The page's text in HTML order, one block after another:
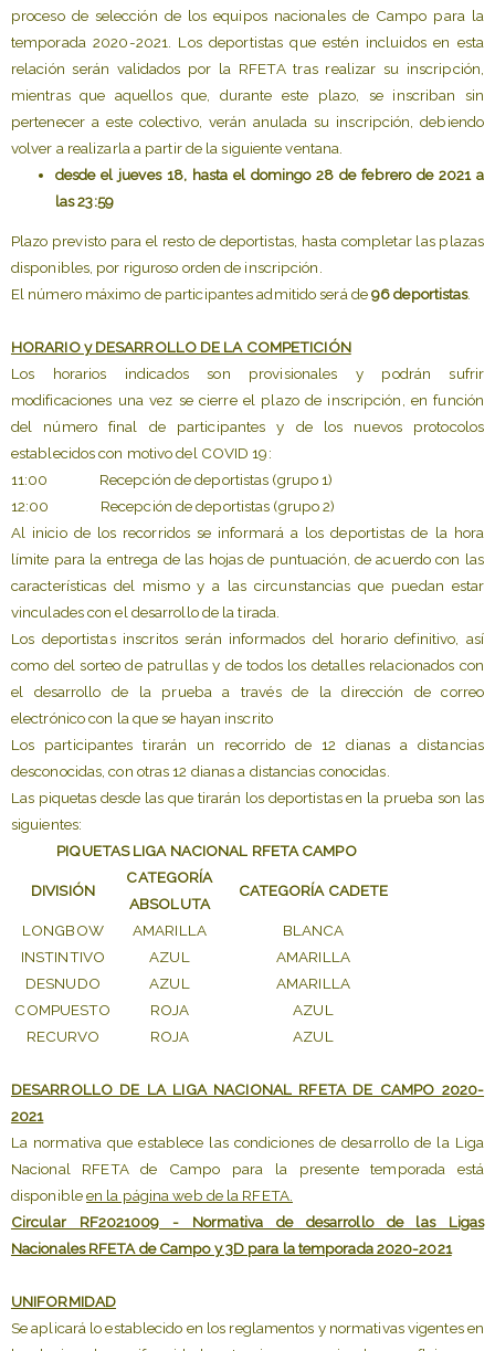
proceso de selección de los equipos nacionales de Campo para la
temporada 2020-2021. Los deportistas que estén incluidos en esta
relación serán validados por la RFETA tras realizar su inscripción,
mientras que aquellos que, durante este plazo, se inscriban sin
pertenecer a este colectivo, verán anulada su inscripción, debiendo
volver a realizarla a partir de la siguiente ventana.
desde el jueves 18, hasta el domingo 28 de febrero de 2021 a
las 23:59
Plazo previsto para el resto de deportistas, hasta completar las plazas
disponibles, por riguroso orden de inscripción.
El número máximo de participantes admitido será de96 deportistas.
HORARIO y DESARROLLO DE LA COMPETICIÓN
Los horarios indicados son provisionales y podrán sufrir
modificaciones una vez se cierre el plazo de inscripción, en función
del número final de participantes y de los nuevos protocolos
establecidos con motivo del COVID 19:
11:00 Recepción de deportistas (grupo 1)
12:00 Recepción de deportistas (grupo 2)
Al inicio de los recorridos se informará a los deportistas de la hora
límite para la entrega de las hojas de puntuación, de acuerdo con las
características del mismo y a las circunstancias que puedan estar
vinculades con el desarrollo de la tirada.
Los deportistas inscritos serán informados del horario definitivo, así
como del sorteo de patrullas y de todos los detalles relacionados con
el desarrollo de la prueba a través de la dirección de correo
electrónico con la que se hayan inscrito
Los participantes tirarán un recorrido de 12 dianas a distancias
desconocidas, con otras 12 dianas a distancias conocidas.
Las piquetas desde las que tirarán los deportistas en la prueba son las
siguientes:
PIQUETAS LIGA NACIONAL RFETA CAMPO
DIVISIÓN
CATEGORÍA
ABSOLUTA
CATEGORÍA CADETE
LONGBOW AMARILLA
BLANCA
INSTINTIVO
AZUL
AMARILLA
DESNUDO
AZUL
AMARILLA
COMPUESTO
ROJA
AZUL
RECURVO
ROJA AZUL
DESARROLLO DE LA LIGA NACIONAL RFETA DE CAMPO 2020-
2021
La normativa que establece las condiciones de desarrollo de la Liga
Nacional RFETA de Campo para la presente temporada está
disponibleen la página web de la RFETA.
Circular RF2021009 - Normativa de desarrollo de las Ligas
Nacionales RFETA de Campo y 3D para la temporada 2020-2021
UNIFORMIDAD
Se aplicará lo establecido en los reglamentos y normativas vigentes en